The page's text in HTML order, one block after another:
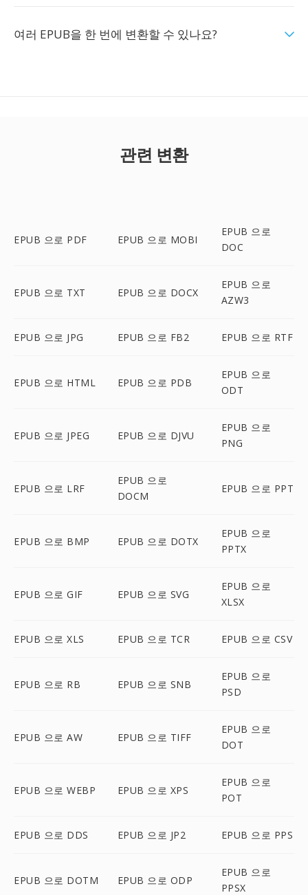
여러 EPUB을 한 번에 변환할 수 있나요?
관련 변환
EPUB 으로 PDF EPUB 으로 MOBI
EPUB 으로
DOC
EPUB 으로 TXT EPUB 으로 DOCX
EPUB 으로
AZW3
EPUB 으로 JPG EPUB 으로 FB2 EPUB 으로 RTF
EPUB 으로 HTML EPUB 으로 PDB
EPUB 으로
ODT
EPUB 으로 JPEG EPUB 으로 DJVU
EPUB 으로
PNG
EPUB 으로 LRF
EPUB 으로
DOCM
EPUB 으로 PPT
EPUB 으로 BMP EPUB 으로 DOTX
EPUB 으로
PPTX
EPUB 으로 GIF EPUB 으로 SVG
EPUB 으로
XLSX
EPUB 으로 XLS EPUB 으로 TCR EPUB 으로 CSV
EPUB 으로 RB EPUB 으로 SNB
EPUB 으로
PSD
EPUB 으로 AW EPUB 으로 TIFF
EPUB 으로
DOT
EPUB 으로 WEBP EPUB 으로 XPS
EPUB 으로
POT
EPUB 으로 DDS EPUB 으로 JP2 EPUB 으로 PPS
EPUB 으로 DOTM EPUB 으로 ODP
EPUB 으로
PPSX